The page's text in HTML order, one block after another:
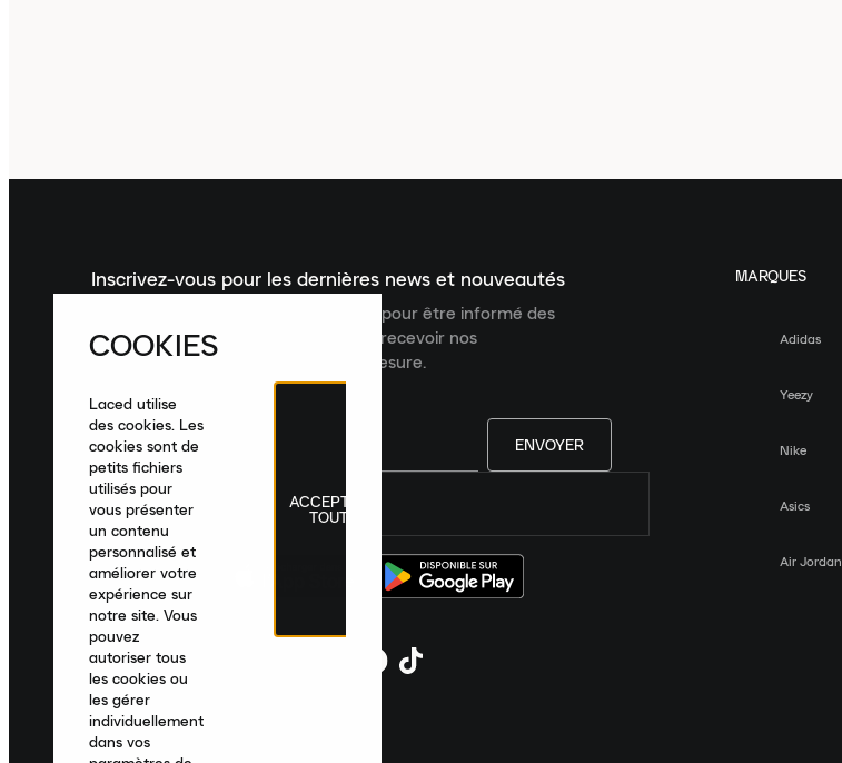
Inscrivez-vous pour les dernières news et nouveautés
Inscrivez-vous à la newsletter Laced pour être informé des
dernières nouveautés, collections et recevoir nos
recommandations de produits sur mesure.
ENVOYER
France|Français
MARQUES
Adidas
Yeezy
Nike
Asics
Air Jordan
COOKIES
Laced utilise
des cookies. Les
cookies sont de
petits fichiers
utilisés pour
vous présenter
un contenu
personnalisé et
améliorer votre
expérience sur
notre site. Vous
pouvez
autoriser tous
les cookies ou
les gérer
individuellement
dans vos
ACCEPTER
TOUT